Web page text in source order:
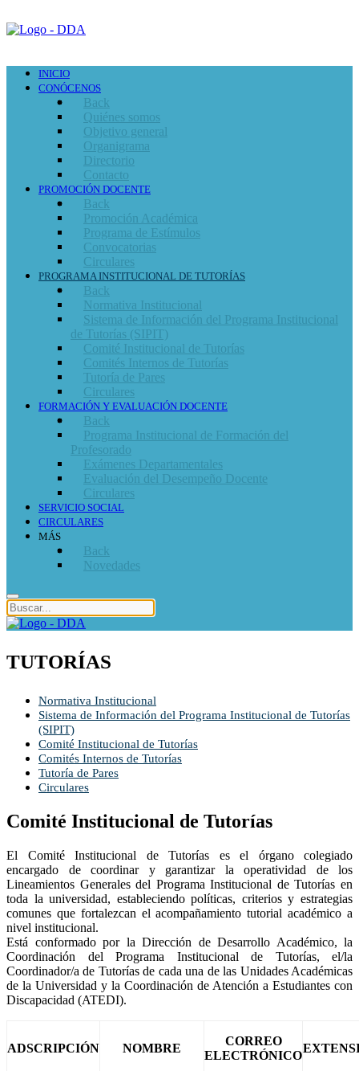
INICIO
CONÓCENOS
Back
Quiénes somos
Objetivo general
Organigrama
Directorio
Contacto
PROMOCIÓN DOCENTE
Back
Promoción Académica
Programa de Estímulos
Convocatorias
Circulares
PROGRAMA INSTITUCIONAL DE TUTORÍAS
Back
Normativa Institucional
Sistema de Información del Programa Institucional
de Tutorías (SIPIT)
Comité Institucional de Tutorías
Comités Internos de Tutorías
Tutoría de Pares
Circulares
FORMACIÓN Y EVALUACIÓN DOCENTE
Back
Programa Institucional de Formación del
Profesorado
Exámenes Departamentales
Evaluación del Desempeño Docente
Circulares
SERVICIO SOCIAL
CIRCULARES
MÁS
Back
Novedades
TUTORÍAS
Normativa Institucional
Sistema de Información del Programa Institucional de Tutorías
(SIPIT)
Comité Institucional de Tutorías
Comités Internos de Tutorías
Tutoría de Pares
Circulares
Comité Institucional de Tutorías
El Comité Institucional de Tutorías es el órgano colegiado
encargado de coordinar y garantizar la operatividad de los
Lineamientos Generales del Programa Institucional de Tutorías en
toda la universidad, estableciendo políticas, criterios y estrategias
comunes que fortalezcan el acompañamiento tutorial académico a
nivel institucional.
Está conformado por la Dirección de Desarrollo Académico, la
Coordinación del Programa Institucional de Tutorías, el/la
Coordinador/a de Tutorías de cada una de las Unidades Académicas
de la Universidad y la Coordinación de Atención a Estudiantes con
Discapacidad (ATEDI).
ADSCRIPCIÓN NOMBRE
CORREO
ELECTRÓNICO